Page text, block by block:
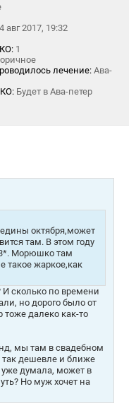
авг 2017, 19:32
1
лечение: Ава-
Будет в Ава-петер
октября,может
там. В этом году
Морюшко там
такое жаркое,как
сколько по времени
но дорого было от
тоже далеко как-то
мы там в свадебном
дешевле и ближе
уже думала, может в
Но муж хочет на